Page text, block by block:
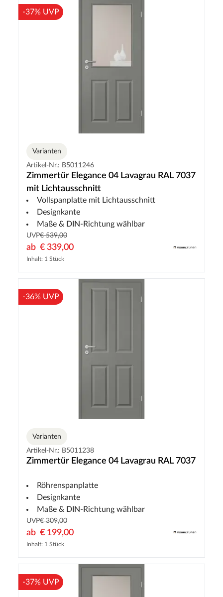
-37% UVP
Varianten
Artikel-Nr.: B5011246
Zimmertür Elegance 04 Lavagrau RAL 7037
mit Lichtausschnitt
Vollspanplatte mit Lichtausschnitt
Designkante
Maße & DIN-Richtung wählbar
UVP€ 539,00
ab € 339,00
Inhalt: 1 Stück
-36% UVP
Varianten
Artikel-Nr.: B5011238
Zimmertür Elegance 04 Lavagrau RAL 7037
Röhrenspanplatte
Designkante
Maße & DIN-Richtung wählbar
UVP€ 309,00
ab € 199,00
Inhalt: 1 Stück
-37% UVP